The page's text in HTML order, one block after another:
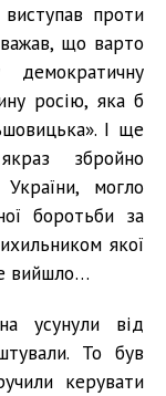
проти
що варто
росію, яка б
І ще
збройно
могло
боротьби за
якої
вийшло…
усунули від
То був
керувати